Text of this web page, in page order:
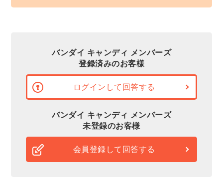
バンダイ キャンディ メンバーズ
登録済みのお客様
ログインして回答する
バンダイ キャンディ メンバーズ
未登録のお客様
会員登録して回答する